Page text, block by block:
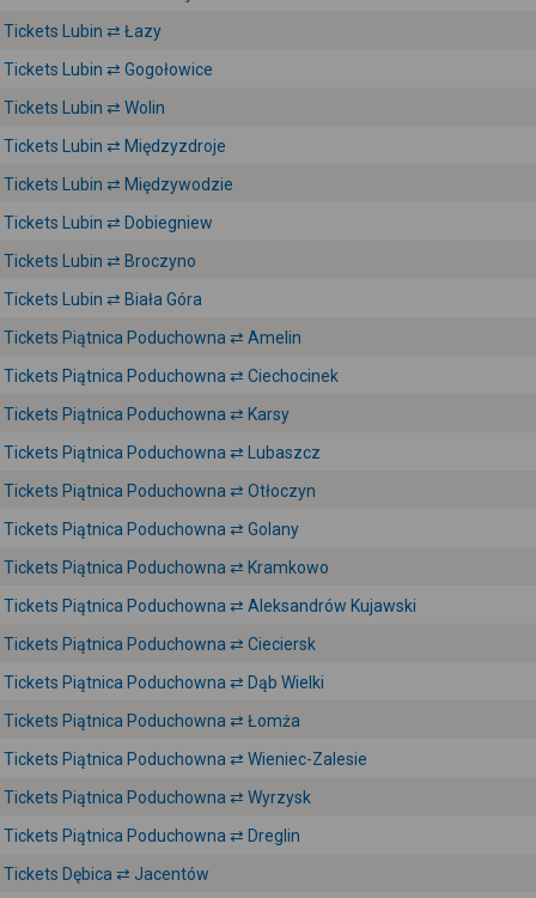
Tickets Lubin ⇄ Łazy
Tickets Lubin ⇄ Gogołowice
Tickets Lubin ⇄ Wolin
Tickets Lubin ⇄ Międzyzdroje
Tickets Lubin ⇄ Międzywodzie
Tickets Lubin ⇄ Dobiegniew
Tickets Lubin ⇄ Broczyno
Tickets Lubin ⇄ Biała Góra
Tickets Piątnica Poduchowna ⇄ Amelin
Tickets Piątnica Poduchowna ⇄ Ciechocinek
Tickets Piątnica Poduchowna ⇄ Karsy
Tickets Piątnica Poduchowna ⇄ Lubaszcz
Tickets Piątnica Poduchowna ⇄ Otłoczyn
Tickets Piątnica Poduchowna ⇄ Golany
Tickets Piątnica Poduchowna ⇄ Kramkowo
Tickets Piątnica Poduchowna ⇄ Aleksandrów Kujawski
Tickets Piątnica Poduchowna ⇄ Cieciersk
Tickets Piątnica Poduchowna ⇄ Dąb Wielki
Tickets Piątnica Poduchowna ⇄ Łomża
Tickets Piątnica Poduchowna ⇄ Wieniec-Zalesie
Tickets Piątnica Poduchowna ⇄ Wyrzysk
Tickets Piątnica Poduchowna ⇄ Dreglin
Tickets Dębica ⇄ Jacentów